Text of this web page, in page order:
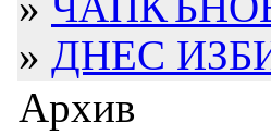
» ДНЕС
Архив